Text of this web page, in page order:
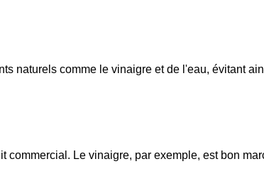
naturels comme le vinaigre et de l'eau, évitant
Le vinaigre, par exemple, est bon